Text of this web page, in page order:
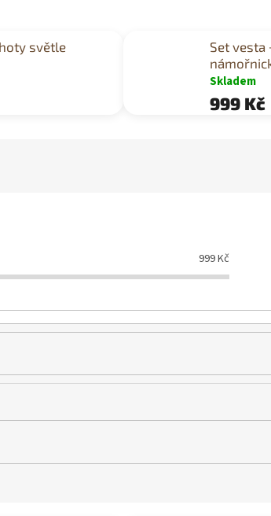
světle
Set vesta
Skladem
999 Kč
999Kč